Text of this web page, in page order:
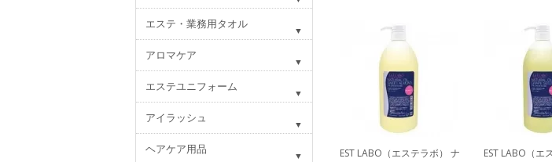
EST LABO（エステラボ） ナ
EST LABO（エ
エステ・業務用タオル
アロマケア
エステユニフォーム
アイラッシュ
ヘアケア用品